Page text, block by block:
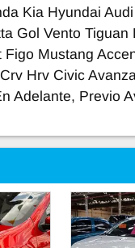
Kia Hyundai
Gol Vento Tiguan
Mustang
Hrv Civic
Adelante, Previo